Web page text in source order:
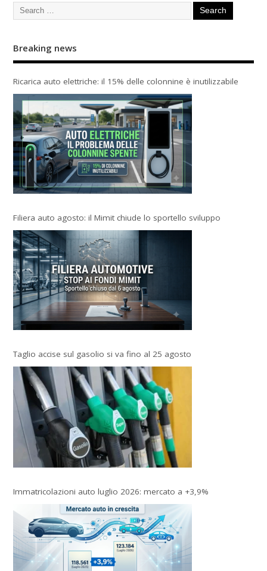
Breaking news
Ricarica auto elettriche: il 15% delle colonnine è inutilizzabile
Filiera auto agosto: il Mimit chiude lo sportello sviluppo
Taglio accise sul gasolio si va fino al 25 agosto
Immatricolazioni auto luglio 2026: mercato a +3,9%